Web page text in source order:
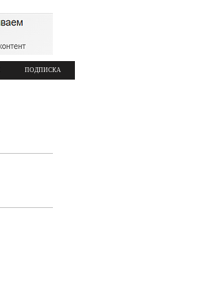
ПОДПИСКА